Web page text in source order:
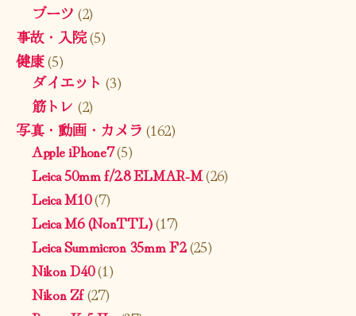
ブーツ (2)
事故・入院(5)
健康(5)
ダイエット (3)
筋トレ (2)
写真・動画・カメラ (162)
Apple iPhone7(5)
Leica 50mm f/2.8 ELMAR-M(26)
Leica M10(7)
Leica M6 (NonTTL)(17)
Leica Summicron 35mm F2(25)
Nikon D40(1)
Nikon Zf(27)